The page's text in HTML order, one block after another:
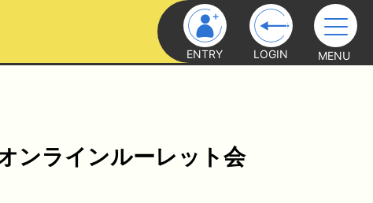
ENTRY LOGIN MENU
ンラインルーレット会